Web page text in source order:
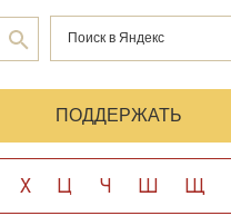
ПОДДЕРЖАТЬ
Х Ц Ч Ш Щ